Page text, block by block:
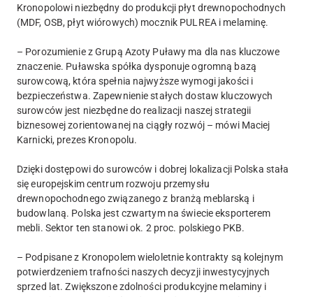
Kronopolowi niezbędny do produkcji płyt drewnopochodnych
(MDF, OSB, płyt wiórowych) mocznik PULREA i melaminę.
– Porozumienie z Grupą Azoty Puławy ma dla nas kluczowe
znaczenie. Puławska spółka dysponuje ogromną bazą
surowcową, która spełnia najwyższe wymogi jakości i
bezpieczeństwa. Zapewnienie stałych dostaw kluczowych
surowców jest niezbędne do realizacji naszej strategii
biznesowej zorientowanej na ciągły rozwój – mówi Maciej
Karnicki, prezes Kronopolu.
Dzięki dostępowi do surowców i dobrej lokalizacji Polska stała
się europejskim centrum rozwoju przemysłu
drewnopochodnego związanego z branżą meblarską i
budowlaną. Polska jest czwartym na świecie eksporterem
mebli. Sektor ten stanowi ok. 2 proc. polskiego PKB.
– Podpisane z Kronopolem wieloletnie kontrakty są kolejnym
potwierdzeniem trafności naszych decyzji inwestycyjnych
sprzed lat. Zwiększone zdolności produkcyjne melaminy i